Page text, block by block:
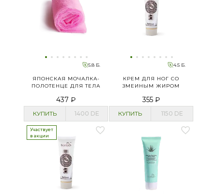
5.8 Б.
ЯПОНСКАЯ МОЧАЛКА-
ПОЛОТЕНЦЕ ДЛЯ ТЕЛА
437 ₽
КУПИТЬ 1400 DE
4.5 Б.
КРЕМ ДЛЯ НОГ СО
ЗМЕИНЫМ ЖИРОМ
355 ₽
КУПИТЬ 1150 DE
Участвует
в акции